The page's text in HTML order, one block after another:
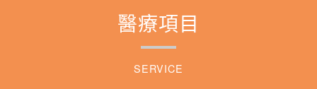
醫療項目
SERVICE